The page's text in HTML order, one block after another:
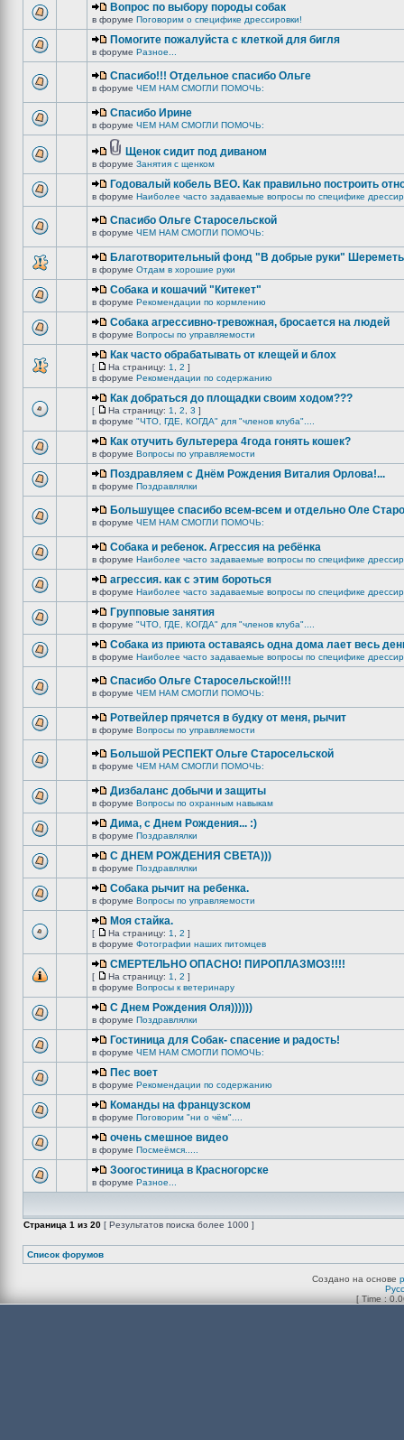
Вопрос по выбору породы собак
в форуме Поговорим о специфике дрессировки!
Помогите пожалуйста с клеткой для бигля
в форуме Разное...
Спасибо!!! Отдельное спасибо Ольге
в форуме ЧЕМ НАМ СМОГЛИ ПОМОЧЬ:
Спасибо Ирине
в форуме ЧЕМ НАМ СМОГЛИ ПОМОЧЬ:
Щенок сидит под диваном
в форуме Занятия с щенком
Годовалый кобель ВЕО. Как правильно построить
в форуме Наиболее часто задаваемые вопросы по специфике
Спасибо Ольге Старосельской
в форуме ЧЕМ НАМ СМОГЛИ ПОМОЧЬ:
Благотворительный фонд "В добрые руки"
в форуме Отдам в хорошие руки
Собака и кошачий "Китекет"
в форуме Рекомендации по кормлению
Собака агрессивно-тревожная, бросается на людей
в форуме Вопросы по управляемости
Как часто обрабатывать от клещей и блох
[ На страницу: 1 2 ]
в форуме Рекомендации по содержанию
Как добраться до площадки своим ходом???
[ На страницу: 1 2 3 ]
в форуме "ЧТО, ГДЕ, КОГДА" для "членов клуба"....
Как отучить бультерера 4года гонять кошек?
в форуме Вопросы по управляемости
Поздравляем с Днём Рождения Виталия Орлова!...
в форуме Поздравлялки
Большущее спасибо всем-всем и отдельно Оле
в форуме ЧЕМ НАМ СМОГЛИ ПОМОЧЬ:
Собака и ребенок. Агрессия на ребёнка
в форуме Наиболее часто задаваемые вопросы по специфике
агрессия. как с этим бороться
в форуме Наиболее часто задаваемые вопросы по специфике
Групповые занятия
в форуме "ЧТО, ГДЕ, КОГДА" для "членов клуба"....
Собака из приюта оставаясь одна дома лает весь
в форуме Наиболее часто задаваемые вопросы по специфике
Спасибо Ольге Старосельской!!!!
в форуме ЧЕМ НАМ СМОГЛИ ПОМОЧЬ:
Ротвейлер прячется в будку от меня, рычит
в форуме Вопросы по управляемости
Большой РЕСПЕКТ Ольге Старосельской
в форуме ЧЕМ НАМ СМОГЛИ ПОМОЧЬ:
Дизбаланс добычи и защиты
в форуме Вопросы по охранным навыкам
Дима, с Днем Рождения... :)
в форуме Поздравлялки
C ДНЕМ РОЖДЕНИЯ СВЕТА)))
в форуме Поздравлялки
Собака рычит на ребенка.
в форуме Вопросы по управляемости
Моя стайка.
[ На страницу: 1 2 ]
в форуме Фотографии наших питомцев
СМЕРТЕЛЬНО ОПАСНО! ПИРОПЛАЗМОЗ!!!!
[ На страницу: 1 2 ]
в форуме Вопросы к ветеринару
С Днем Рождения Оля))))))
в форуме Поздравлялки
Гостиница для Собак- спасение и радость!
в форуме ЧЕМ НАМ СМОГЛИ ПОМОЧЬ:
Пес воет
в форуме Рекомендации по содержанию
Команды на французском
в форуме Поговорим "ни о чём"....
очень смешное видео
в форуме Посмеёмся.....
Зоогостиница в Красногорске
в форуме Разное...
Страница 1 из 20 [ Результатов поиска более 1000 ]
Список форумов
Создано на основе
[ Time :